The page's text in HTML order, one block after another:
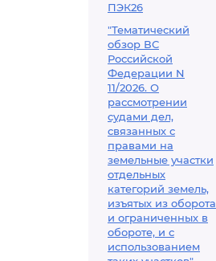
ПЭК26
"Тематический
обзор ВС
Российской
Федерации N
11/2026. О
рассмотрении
судами дел,
связанных с
правами на
земельные участки
отдельных
категорий земель,
изъятых из оборота
и ограниченных в
обороте, и с
использованием